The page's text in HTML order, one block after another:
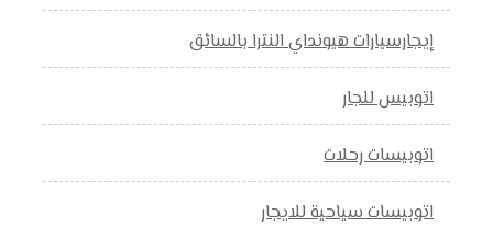
إيجارسيارات هيونداي النترا بالسائق
اتوبيس للجار
اتوبيسات رحلات
اتوبيسات سياحية للايجار